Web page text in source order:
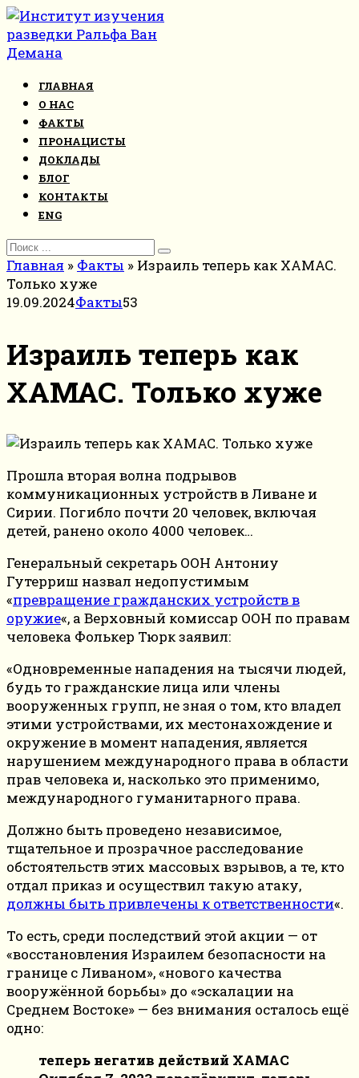
Перейти
к
контенту
ГЛАВНАЯ
О НАС
ФАКТЫ
ПРОНАЦИСТЫ
ДОКЛАДЫ
БЛОГ
КОНТАКТЫ
ENG
Search
for:
Главная » Факты » Израиль теперь как ХАМАС.
Только хуже
19.09.2024Факты53
Израиль теперь как
ХАМАС. Только хуже
Прошла вторая волна подрывов
коммуникационных устройств в Ливане и
Сирии. Погибло почти 20 человек, включая
детей, ранено около 4000 человек…
Генеральный секретарь ООН Антониу
Гутерриш назвал недопустимым
«превращение гражданских устройств в
оружие«, а Верховный комиссар ООН по правам
человека Фолькер Тюрк заявил:
«Одновременные нападения на тысячи людей,
будь то гражданские лица или члены
вооруженных групп, не зная о том, кто владел
этими устройствами, их местонахождение и
окружение в момент нападения, является
нарушением международного права в области
прав человека и, насколько это применимо,
международного гуманитарного права.
Должно быть проведено независимое,
тщательное и прозрачное расследование
обстоятельств этих массовых взрывов, а те, кто
отдал приказ и осуществил такую атаку,
должны быть привлечены к ответственности«.
То есть, среди последствий этой акции — от
«восстановления Израилем безопасности на
границе с Ливаном», «нового качества
вооружённой борьбы» до «эскалации на
Среднем Востоке» — без внимания осталось ещё
одно:
теперь негатив действий ХАМАС